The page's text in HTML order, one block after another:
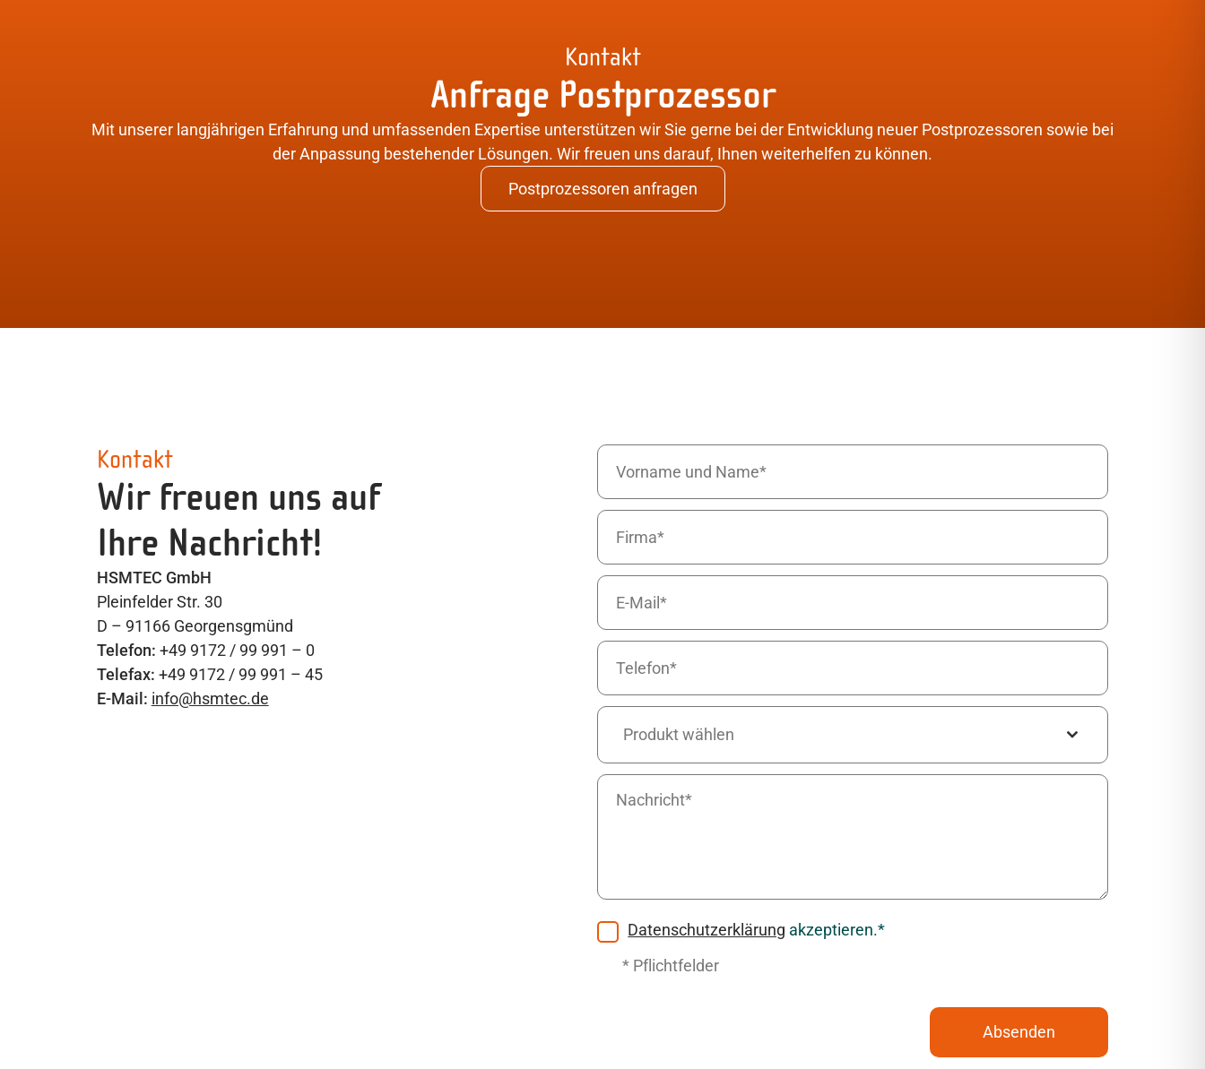
Kontakt
Anfrage Postprozessor
Mit unserer langjährigen Erfahrung und umfassenden Expertise unterstützen wir Sie gerne bei der Entwicklung neuer Postprozessoren sowie bei
der Anpassung bestehender Lösungen. Wir freuen uns darauf, Ihnen weiterhelfen zu können.
Postprozessoren anfragen
Kontakt
Wir freuen uns auf
Ihre Nachricht!
HSMTEC GmbH
Pleinfelder Str. 30
D – 91166 Georgensgmünd
Telefon: +49 9172 / 99 991 – 0
Telefax: +49 9172 / 99 991 – 45
E-Mail: info@hsmtec.de
Produkt wählen
Datenschutzerklärung akzeptieren.*
* Pflichtfelder
Absenden